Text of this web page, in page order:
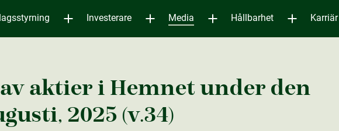
Investerare Media Hållbarhet Karriär
aktie­r i Hemnet under den
2025 (v.34)